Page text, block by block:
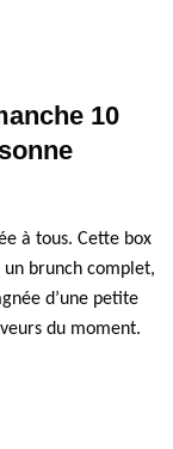
10
à tous. Cette box
brunch complet,
d’une petite
du moment.